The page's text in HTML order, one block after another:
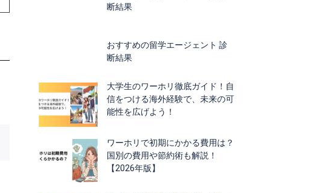
断結果
おすすめの留学エージェント 診
断結果
大学生のワーホリ徹底ガイド！自
信をつける海外経験で、未来の可
能性を広げよう！
ワーホリで初期にかかる費用は？
国別の費用や節約術も解説！
【2026年版】